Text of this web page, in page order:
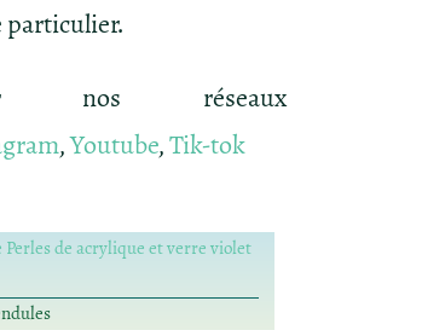
particulier.
nos réseaux
,Youtube,Tik-tok
Perles de acrylique et verre violet